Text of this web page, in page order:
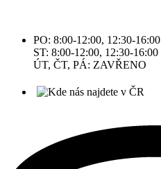
PO: 8:00-12:00, 12:30-16:00
ST: 8:00-12:00, 12:30-16:00
ÚT, ČT, PÁ: ZAVŘENO